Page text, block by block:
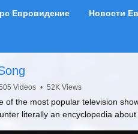
Евровидение Новости
Videos • 52K Views
of the most popular television
literally an encyclopedia